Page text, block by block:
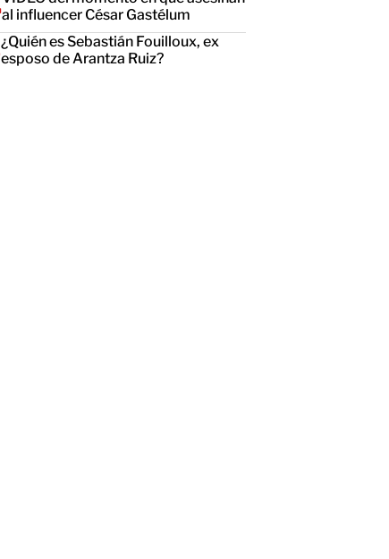
al influencer César Gastélum
¿Quién es Sebastián Fouilloux, ex
esposo de Arantza Ruiz?